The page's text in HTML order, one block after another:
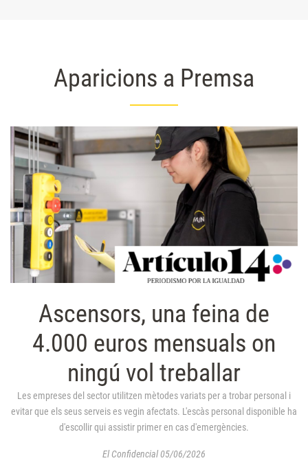
Aparicions a Premsa
Ascensors, una feina de
4.000 euros mensuals on
ningú vol treballar
Les empreses del sector utilitzen mètodes variats per a trobar personal i
evitar que els seus serveis es vegin afectats. L'escàs personal disponible ha
d'escollir qui assistir primer en cas d'emergències.
El Confidencial 05/06/2026